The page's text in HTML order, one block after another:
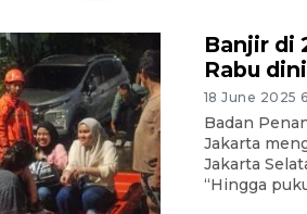
Banjir di
Rabu
18 June 2025
Badan
Jakarta
Jakarta
“Hingga